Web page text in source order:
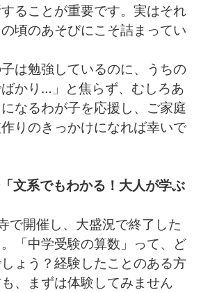
ることが重要です。実はそれ
頃のあそびにこそ詰まってい
子は勉強しているのに、うちの
かり…」と焦らず、むしろあ
なるわが子を応援し、ご家庭
りのきっかけになれば幸いで
文系でもわかる！大人が学ぶ
で開催し、大盛況で終了した
「中学受験の算数」って、ど
ょう？経験したことのある方
、まずは体験してみません